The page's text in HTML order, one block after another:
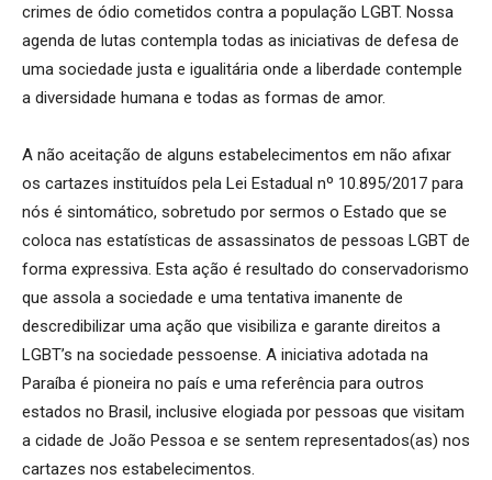
crimes de ódio cometidos contra a população LGBT. Nossa
agenda de lutas contempla todas as iniciativas de defesa de
uma sociedade justa e igualitária onde a liberdade contemple
a diversidade humana e todas as formas de amor.
A não aceitação de alguns estabelecimentos em não afixar
os cartazes instituídos pela Lei Estadual nº 10.895/2017 para
nós é sintomático, sobretudo por sermos o Estado que se
coloca nas estatísticas de assassinatos de pessoas LGBT de
forma expressiva. Esta ação é resultado do conservadorismo
que assola a sociedade e uma tentativa imanente de
descredibilizar uma ação que visibiliza e garante direitos a
LGBT’s na sociedade pessoense. A iniciativa adotada na
Paraíba é pioneira no país e uma referência para outros
estados no Brasil, inclusive elogiada por pessoas que visitam
a cidade de João Pessoa e se sentem representados(as) nos
cartazes nos estabelecimentos.